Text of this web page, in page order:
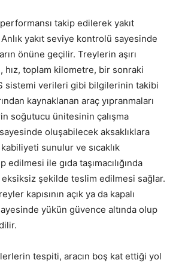
performansı takip edilerek yakıt
yakıt seviye kontrolü sayesinde
önüne geçilir. Treylerin aşırı
hız, toplam kilometre, bir sonraki
sistemi verileri gibi bilgilerinin takibi
kaynaklanan araç yıpranmaları
soğutucu ünitesinin çalışma
oluşabilecek aksaklıklara
sunulur ve sıcaklık
ile gıda taşımacılığında
şekilde teslim edilmesi sağlar.
kapısının açık ya da kapalı
yükün güvence altında olup
tespiti, aracın boş kat ettiği yol